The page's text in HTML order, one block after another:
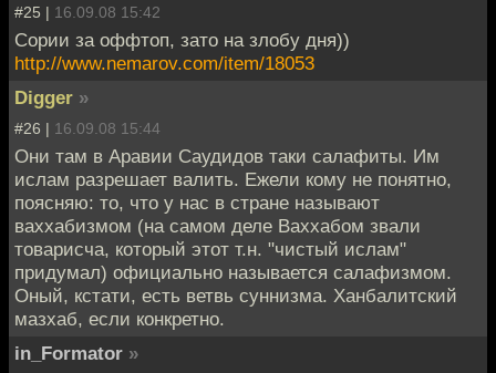
#25 | 16.09.08 15:42
Сории за оффтоп, зато на злобу дня))
http://www.nemarov.com/item/18053
Digger »
#26 | 16.09.08 15:44
Они там в Аравии Саудидов таки салафиты. Им
ислам разрешает валить. Ежели кому не понятно,
поясняю: то, что у нас в стране называют
ваххабизмом (на самом деле Ваххабом звали
товарисча, который этот т.н. "чистый ислам"
придумал) официально называется салафизмом.
Оный, кстати, есть ветвь суннизма. Ханбалитский
мазхаб, если конкретно.
in_Formator »